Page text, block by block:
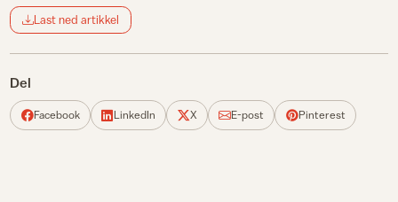
Last ned artikkel
Del
Facebook LinkedIn X E-post Pinterest